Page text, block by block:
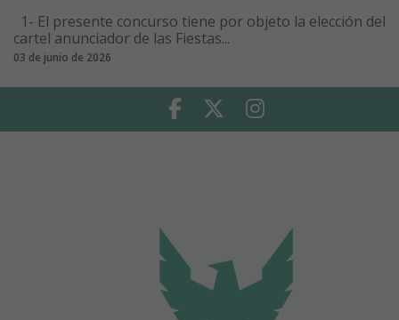
1- El presente concurso tiene por objeto la elección del
cartel anunciador de las Fiestas...
03 de junio de 2026
Facebook Twitter Instagram